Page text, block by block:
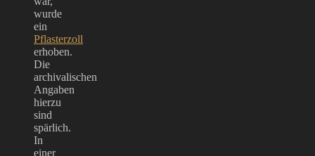
wurde
ein
Pflasterzoll
erhoben.
Die
archivalischen
Angaben
hierzu
sind
spärlich.
In
einer